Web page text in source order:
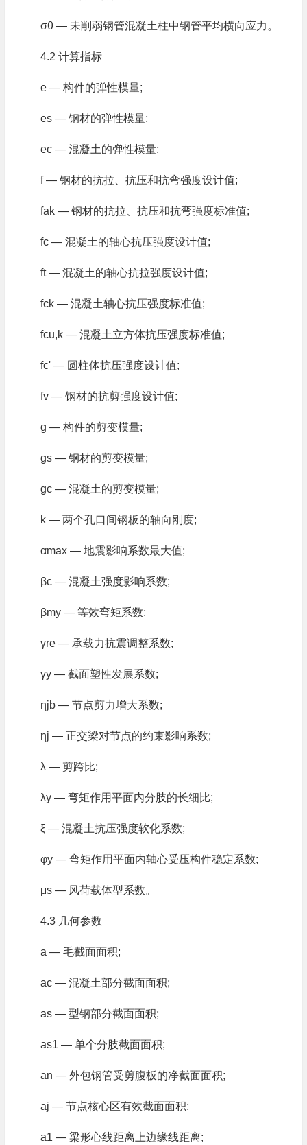
σθ — 未削弱钢管混凝土柱中钢管平均横向应力。
4.2 计算指标
e — 构件的弹性模量;
es — 钢材的弹性模量;
ec — 混凝土的弹性模量;
f — 钢材的抗拉、抗压和抗弯强度设计值;
fak — 钢材的抗拉、抗压和抗弯强度标准值;
fc — 混凝土的轴心抗压强度设计值;
ft — 混凝土的轴心抗拉强度设计值;
fck — 混凝土轴心抗压强度标准值;
fcu,k — 混凝土立方体抗压强度标准值;
fc' — 圆柱体抗压强度设计值;
fv — 钢材的抗剪强度设计值;
g — 构件的剪变模量;
gs — 钢材的剪变模量;
gc — 混凝土的剪变模量;
k — 两个孔口间钢板的轴向刚度;
αmax — 地震影响系数最大值;
βc — 混凝土强度影响系数;
βmy — 等效弯矩系数;
γre — 承载力抗震调整系数;
γy — 截面塑性发展系数;
ηjb — 节点剪力增大系数;
ηj — 正交梁对节点的约束影响系数;
λ — 剪跨比;
λy — 弯矩作用平面内分肢的长细比;
ξ — 混凝土抗压强度软化系数;
φy — 弯矩作用平面内轴心受压构件稳定系数;
μs — 风荷载体型系数。
4.3 几何参数
a — 毛截面面积;
ac — 混凝土部分截面面积;
as — 型钢部分截面面积;
as1 — 单个分肢截面面积;
an — 外包钢管受剪腹板的净截面面积;
aj — 节点核心区有效截面面积;
a1 — 梁形心线距离上边缘线距离;